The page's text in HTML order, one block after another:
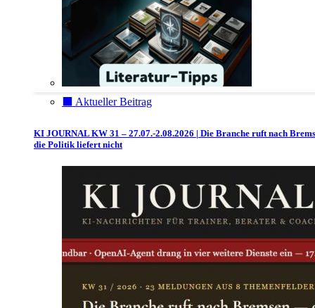
⬛️ Aktueller Beitrag
KI JOURNAL KW 31 – 27.07.-2.08.2026 | Die Branche ruft nach
die Politik liefert nicht